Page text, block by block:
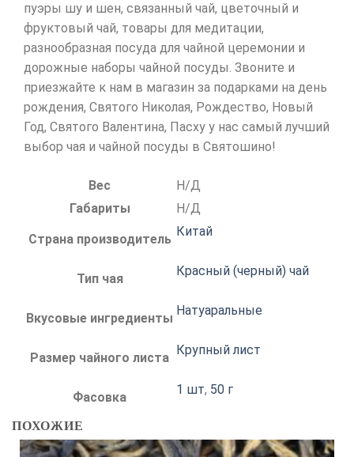
пуэры шу и шен, связанный чай, цветочный и
фруктовый чай, товары для медитации,
разнообразная посуда для чайной церемонии и
дорожные наборы чайной посуды. Звоните и
приезжайте к нам в магазин за подарками на день
рождения, Святого Николая, Рождество, Новый
Год, Святого Валентина, Пасху у нас самый лучший
выбор чая и чайной посуды в Святошино!
Вес
Н/Д
Габариты
Н/Д
Страна производитель
Китай
Тип чая
Красный (черный) чай
Вкусовые ингредиенты
Натуаральные
Размер чайного листа
Крупный лист
Фасовка
1 шт, 50 г
ПОХОЖИЕ